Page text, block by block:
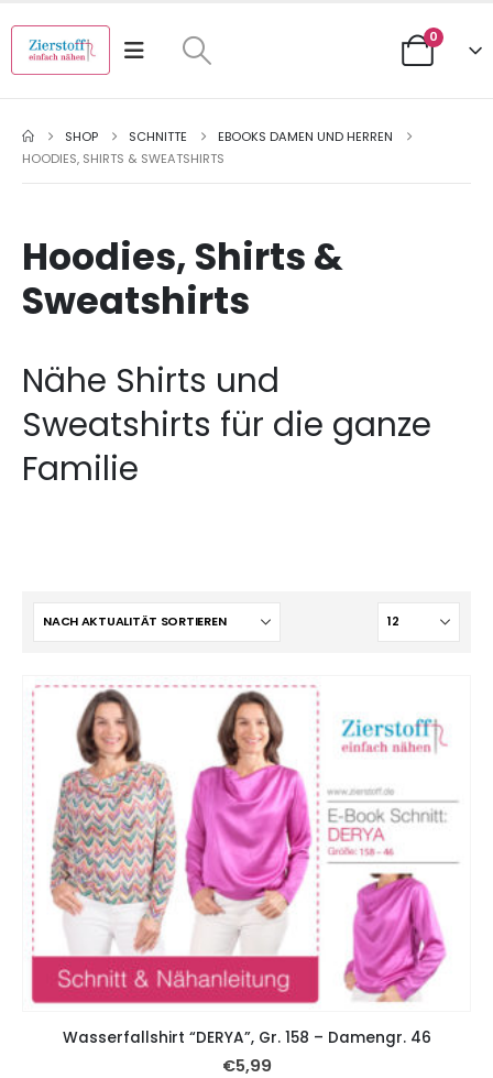
0
SHOP SCHNITTE
EBOOKS DAMEN UND HERREN
HOODIES, SHIRTS & SWEATSHIRTS
Hoodies, Shirts &
Sweatshirts
Nähe Shirts und
Sweatshirts für die ganze
Familie
Wasserfallshirt “DERYA”, Gr. 158 – Damengr. 46
€5,99